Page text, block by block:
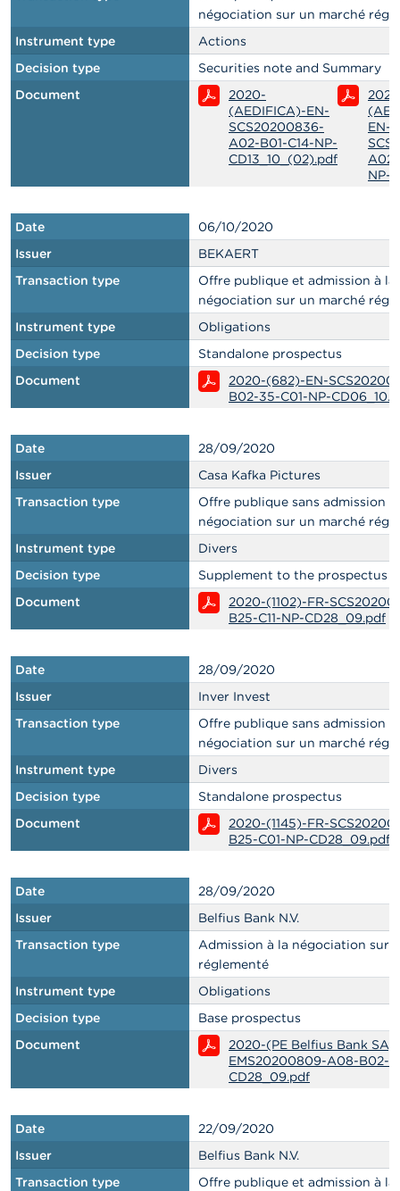
négociation sur un marché
Instrument type
Actions
Decision type
Securities note and Summary
Document
2020-
(AEDIFICA)-EN-
SCS20200836-
A02-B01-C14-NP-
CD13_10_(02).pdf
EN-
A02-
NP-
Date
06/10/2020
Issuer
BEKAERT
Transaction type
Offre publique et admission à la
négociation sur un marché
Instrument type
Obligations
Decision type
Standalone prospectus
Document
2020-(682)-EN-
B02-35-C01-NP-
Date
28/09/2020
Issuer
Casa Kafka Pictures
Transaction type
Offre publique sans admission à
négociation sur un marché
Instrument type
Divers
Decision type
Supplement to the prospectus
Document
2020-(1102)-FR-
B25-C11-NP-CD28_09.pdf
Date
28/09/2020
Issuer
Inver Invest
Transaction type
Offre publique sans admission à
négociation sur un marché
Instrument type
Divers
Decision type
Standalone prospectus
Document
2020-(1145)-FR-
B25-C01-NP-CD28_09.pdf
Date
28/09/2020
Issuer
Belfius Bank N.V.
Transaction type
Admission à la négociation sur
réglementé
Instrument type
Obligations
Decision type
Base prospectus
Document
2020-(PE Belfius Bank
EMS20200809-A08-B02-
CD28_09.pdf
Date
22/09/2020
Issuer
Belfius Bank N.V.
Transaction type
Offre publique et admission à la